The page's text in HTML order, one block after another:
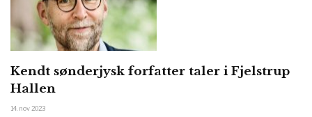
Kendt sønderjysk forfatter taler i Fjelstrup
Hallen
14. nov 2023